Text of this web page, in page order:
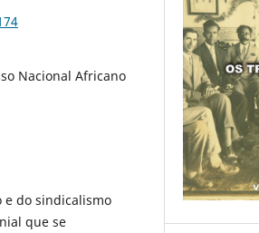
Nacional Africano
e do sindicalismo
que se